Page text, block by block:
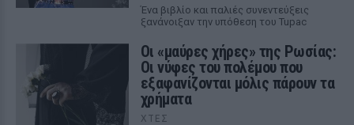
Ένα βιβλίο και παλιές συνεντεύξεις
ξανάνοιξαν την υπόθεση του Tupac
Οι «μαύρες χήρες» της Ρωσίας:
Οι νύφες του πολέμου που
εξαφανίζονται μόλις πάρουν τα
χρήματα
ΧΤΕΣ